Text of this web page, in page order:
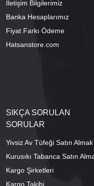
İletişim Bilgilerimiz
Banka Hesaplarımız
Fiyat Farkı Ödeme
Hatsanstore.com
SIKÇA SORULAN
SORULAR
Yivsiz Av Tüfeği Satın Almak
Kurusıkı Tabanca Satın
Kargo Şirketleri
Kargo Takibi